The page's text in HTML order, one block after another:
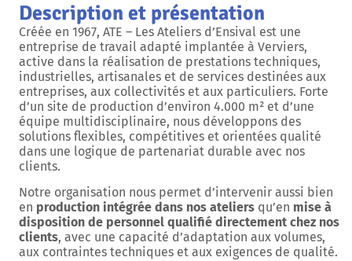
Description et présentation
Créée en 1967, ATE – Les Ateliers d’Ensival est une
entreprise de travail adapté implantée à Verviers,
active dans la réalisation de prestations techniques,
industrielles, artisanales et de services destinées aux
entreprises, aux collectivités et aux particuliers. Forte
d’un site de production d’environ 4.000 m² et d’une
équipe multidisciplinaire, nous développons des
solutions flexibles, compétitives et orientées qualité
dans une logique de partenariat durable avec nos
clients.
Notre organisation nous permet d’intervenir aussi bien
en production intégrée dans nos ateliers qu’en mise à
disposition de personnel qualifié directement chez nos
clients, avec une capacité d’adaptation aux volumes,
aux contraintes techniques et aux exigences de qualité.